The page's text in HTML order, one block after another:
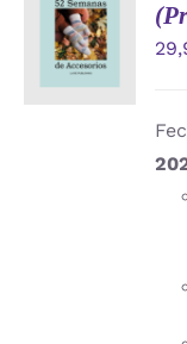
AL
CARRITO
/
DETALLES